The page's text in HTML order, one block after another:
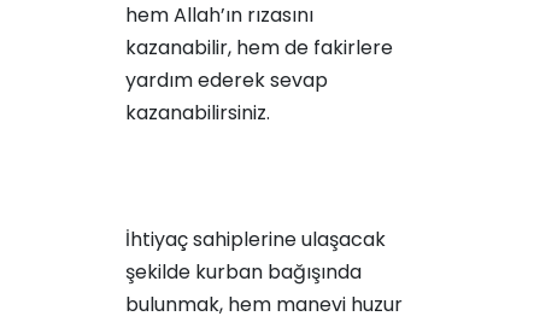
hem Allah’ın rızasını
kazanabilir, hem de fakirlere
yardım ederek sevap
kazanabilirsiniz.
İhtiyaç sahiplerine ulaşacak
şekilde kurban bağışında
bulunmak, hem manevi huzur